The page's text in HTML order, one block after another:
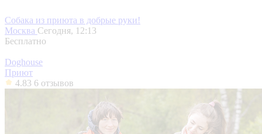
Собака из приюта в добрые руки!
Москва Сегодня, 12:13
Бесплатно
Doghouse
Приют
4.83 6 отзывов